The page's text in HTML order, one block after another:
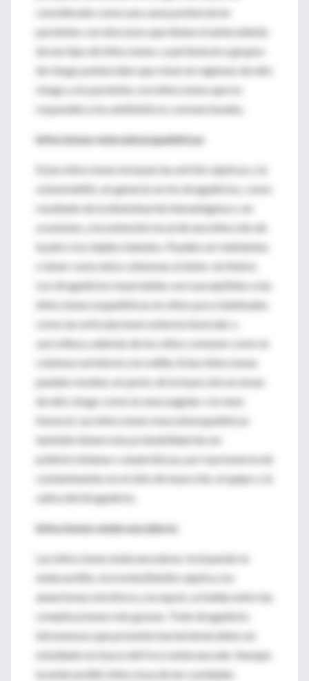
considerado como una causa potencial en
pacientes con abscesos que tienen el antecedente
de ese tipo de infecciones, o pertenecen a grupos
de riesgo potenciales que viven en regiones de alto
riesgo y en pacientes con infecciones que no
responden a los antibióticos convencionales.
Infecciones músculoesqueléticas
Estas infecciones incluyen las artritis sépticas y la
osteomielitis, en general, en los drogadictos, como
resultado de la diseminación hematógena o, en
ocasiones, a la extensión local de una infección de
la piel o los tejidos blandos. Pueden ser indolentes
o tener como único síntomas el dolor, sin fiebre.
Los drogadictos inyectables son susceptibles a las
infecciones esqueléticas en sitios poco habituales
como las articulaciones esternoclavicular o
sacroíliaca, además de los sitios comunes como la
columna vertebral y la rodilla. Estas infecciones
pueden resultar, en parte, de la inyección en áreas
de alto riesgo como la vena yugular o la vena
femoral. Las infecciones musculoesqueléticas
también tienen más probabilidad de ser
polimicrobianas o anaeróbicas, por la presencia de
contaminantes en el sitio de inyección, el quipo o la
saliva del drogadicto.
Infecciones endovasculares
Las infecciones endovasculares, incluyendo la
endocarditis, la tromboflebitis séptica, los
aneurismas micóticos y la sepsis, se hallan entre las
complicaciones más graves. Todo drogadicto
intravenoso que presente bacteriemia debe ser
estudiado en busca del foco endovascular. Aunque
la endocarditis infecciosa de las cavidades